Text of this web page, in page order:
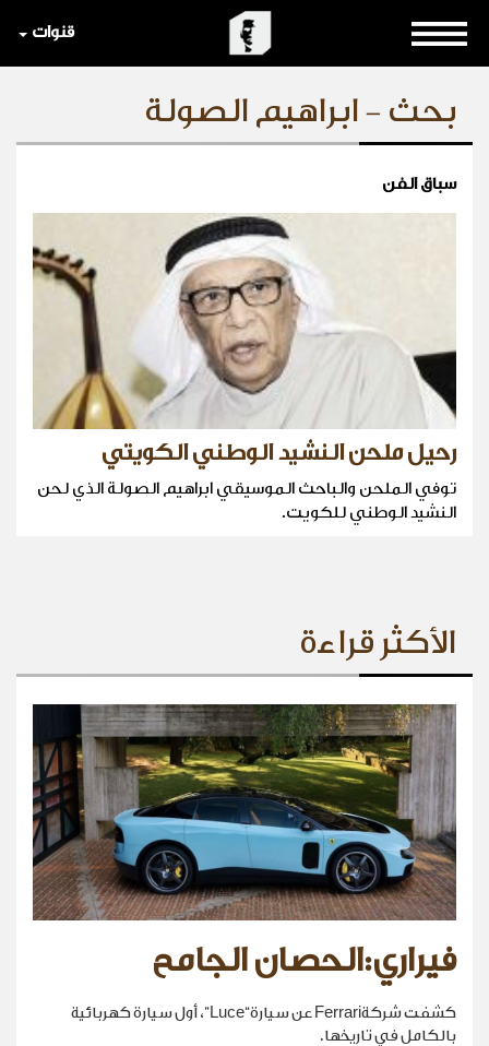
قنوات
بحث - ابراهيم الصولة
سباق الفن
رحيل ملحن النشيد الوطني الكويتي
توفي الملحن والباحث الموسيقي ابراهيم الصولة الذي لحن
النشيد الوطني للكويت.
الأكثر قراءة
فيراري:الحصان الجامح
كشفت شركةFerrari عن سيارة“Luce”، أول سيارة كهربائية
بالكامل في تاريخها.